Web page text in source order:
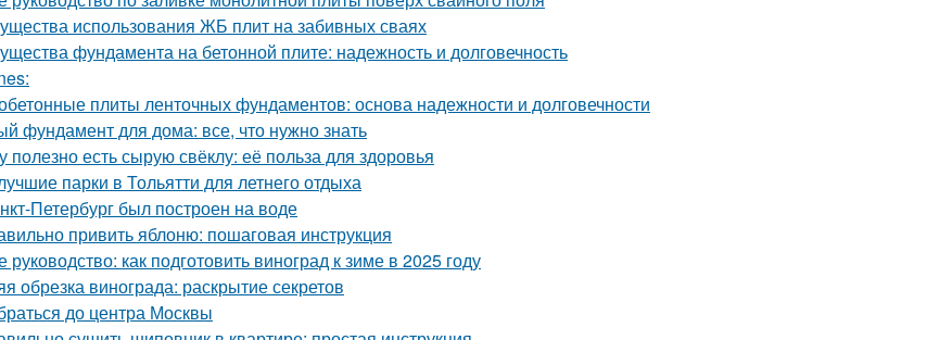
использования ЖБ плит на забивных сваях
фундамента на бетонной плите: надежность и долговечность
плиты ленточных фундаментов: основа надежности и долговечности
фундамент для дома: все, что нужно знать
полезно есть сырую свёклу: её польза для здоровья
парки в Тольятти для летнего отдыха
Петербург был построен на воде
привить яблоню: пошаговая инструкция
руководство: как подготовить виноград к зиме в 2025 году
обрезка винограда: раскрытие секретов
до центра Москвы